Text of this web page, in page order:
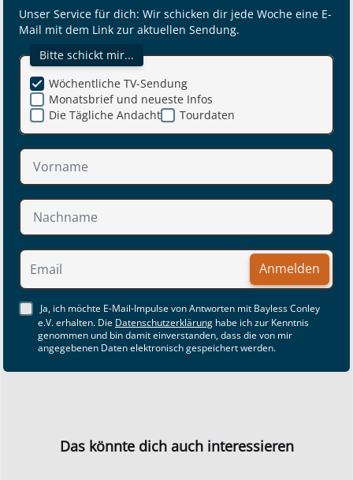
Unser Service für dich: Wir schicken dir jede Woche eine E-
Mail mit dem Link zur aktuellen Sendung.
Bitte schickt mir...
Monatsbrief und neueste Infos
Die Tägliche Andacht
Wöchentliche TV-Sendung
Tourdaten
Anmelden
Ja, ich möchte E-Mail-Impulse von Antworten mit Bayless Conley
e.V. erhalten. Die Datenschutzerklärung habe ich zur Kenntnis
genommen und bin damit einverstanden, dass die von mir
angegebenen Daten elektronisch gespeichert werden.
Das könnte dich auch interessieren